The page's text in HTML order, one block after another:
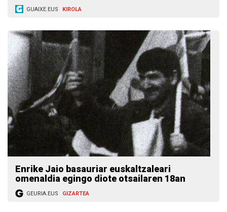
GUAIXE.EUS KIROLA
Enrike Jaio basauriar euskaltzaleari
omenaldia egingo diote otsailaren 18an
GEURIA.EUS GIZARTEA